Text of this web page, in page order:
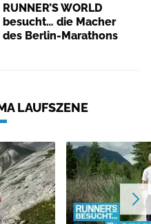
RUNNER’S WORLD
besucht… die Macher
des Berlin-Marathons
LAUFSZENE